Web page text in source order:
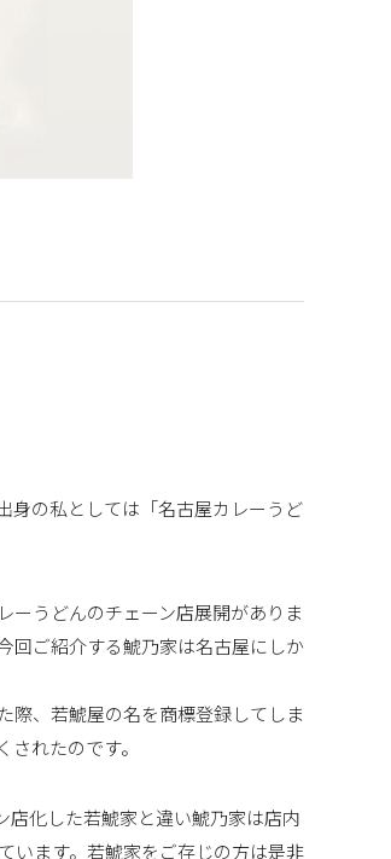
身の私としては「名古屋カレーうど
ーうどんのチェーン店展開がありま
回ご紹介する鯱乃家は名古屋にしか
際、若鯱屋の名を商標登録してしま
れたのです。
化した若鯱家と違い鯱乃家は店内
います。若鯱家をご存じの方は是非